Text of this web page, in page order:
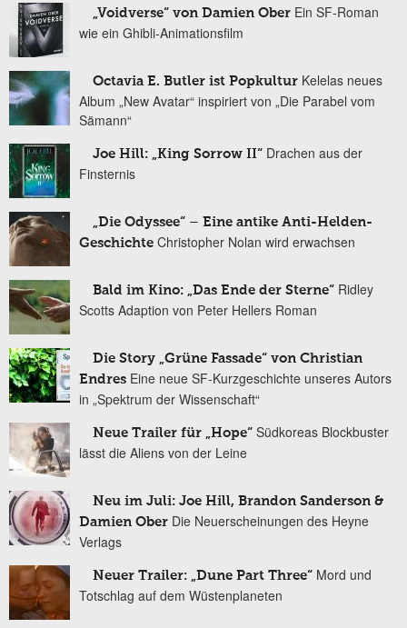
„Voidverse“ von Damien Ober Ein SF-Roman
wie ein Ghibli-Animationsfilm
Octavia E. Butler ist Popkultur Kelelas neues
Album „New Avatar“ inspiriert von „Die Parabel vom
Sämann“
Joe Hill: „King Sorrow II“ Drachen aus der
Finsternis
„Die Odyssee“ – Eine antike Anti-Helden-
Geschichte Christopher Nolan wird erwachsen
Bald im Kino: „Das Ende der Sterne“ Ridley
Scotts Adaption von Peter Hellers Roman
Die Story „Grüne Fassade“ von Christian
Endres Eine neue SF-Kurzgeschichte unseres Autors
in „Spektrum der Wissenschaft“
Neue Trailer für „Hope“ Südkoreas Blockbuster
lässt die Aliens von der Leine
Neu im Juli: Joe Hill, Brandon Sanderson &
Damien Ober Die Neuerscheinungen des Heyne
Verlags
Neuer Trailer: „Dune Part Three“ Mord und
Totschlag auf dem Wüstenplaneten